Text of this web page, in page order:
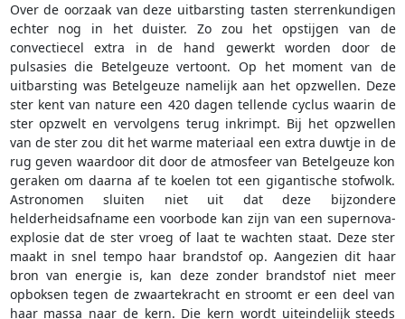
Over de oorzaak van deze uitbarsting tasten sterrenkundigen
echter nog in het duister. Zo zou het opstijgen van de
convectiecel extra in de hand gewerkt worden door de
pulsasies die Betelgeuze vertoont. Op het moment van de
uitbarsting was Betelgeuze namelijk aan het opzwellen. Deze
ster kent van nature een 420 dagen tellende cyclus waarin de
ster opzwelt en vervolgens terug inkrimpt. Bij het opzwellen
van de ster zou dit het warme materiaal een extra duwtje in de
rug geven waardoor dit door de atmosfeer van Betelgeuze kon
geraken om daarna af te koelen tot een gigantische stofwolk.
Astronomen sluiten niet uit dat deze bijzondere
helderheidsafname een voorbode kan zijn van een supernova-
explosie dat de ster vroeg of laat te wachten staat. Deze ster
maakt in snel tempo haar brandstof op. Aangezien dit haar
bron van energie is, kan deze zonder brandstof niet meer
opboksen tegen de zwaartekracht en stroomt er een deel van
haar massa naar de kern. Die kern wordt uiteindelijk steeds